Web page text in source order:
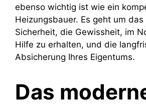
ebenso wichtig ist wie ein
Heizungsbauer. Es geht um
Sicherheit, die Gewissheit, im
Hilfe zu erhalten, und die
Absicherung Ihres Eigentums.
Das